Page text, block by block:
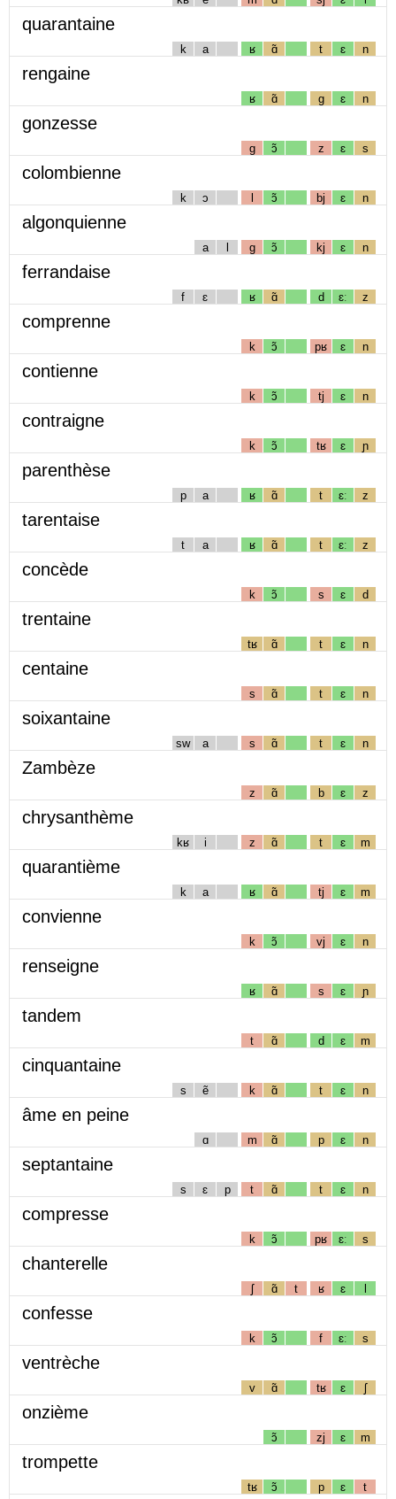
quarantaine
k a ʁ ɑ̃ t ɛ n
rengaine
ʁ ɑ̃ g ɛ n
gonzesse
g ɔ̃ z ɛ s
colombienne
k ɔ l ɔ̃ bj ɛ n
algonquienne
a l g ɔ̃ kj ɛ n
ferrandaise
f ɛ ʁ ɑ̃ d ɛː z
comprenne
k ɔ̃ pʁ ɛ n
contienne
k ɔ̃ tj ɛ n
contraigne
k ɔ̃ tʁ ɛ ɲ
parenthèse
p a ʁ ɑ̃ t ɛː z
tarentaise
t a ʁ ɑ̃ t ɛː z
concède
k ɔ̃ s ɛ d
trentaine
tʁ ɑ̃ t ɛ n
centaine
s ɑ̃ t ɛ n
soixantaine
sw a s ɑ̃ t ɛ n
Zambèze
z ɑ̃ b ɛ z
chrysanthème
kʁ i z ɑ̃ t ɛ m
quarantième
k a ʁ ɑ̃ tj ɛ m
convienne
k ɔ̃ vj ɛ n
renseigne
ʁ ɑ̃ s ɛ ɲ
tandem
t ɑ̃ d ɛ m
cinquantaine
s ẽ k ɑ̃ t ɛ n
âme en peine
ɑ m ɑ̃ p ɛ n
septantaine
s ɛ p t ɑ̃ t ɛ n
compresse
k ɔ̃ pʁ ɛː s
chanterelle
ʃ ɑ̃ t ʁ ɛ l
confesse
k ɔ̃ f ɛː s
ventrèche
v ɑ̃ tʁ ɛ ʃ
onzième
ɔ̃ zj ɛ m
trompette
tʁ ɔ̃ p ɛ t